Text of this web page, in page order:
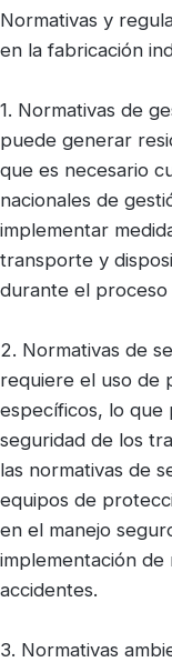
Normativas y
en la fabricación
1. Normativas de
puede generar
que es necesario
nacionales de
implementar
transporte y
durante el proceso
2. Normativas de
requiere el uso de
específicos, lo que
seguridad de los
las normativas de
equipos de
en el manejo
implementación
accidentes.
3. Normativas